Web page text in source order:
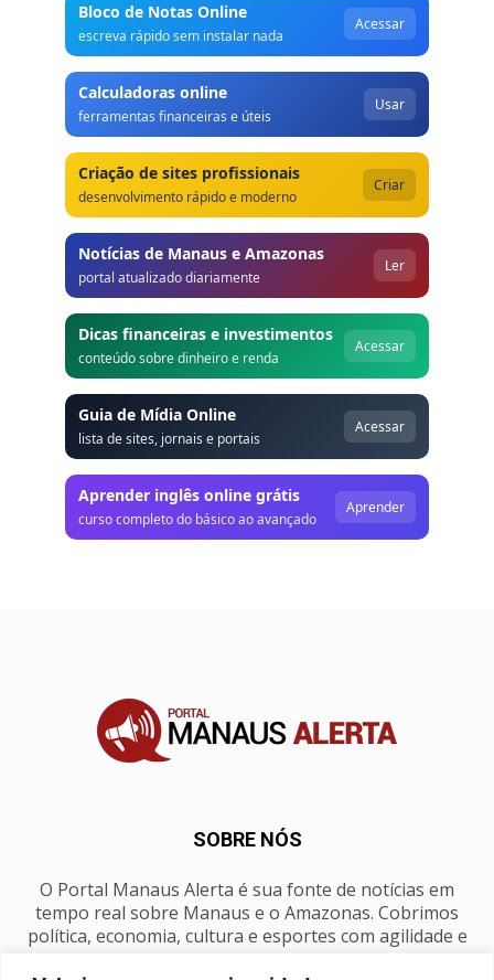
Bloco de Notas Online
escreva rápido sem instalar nada
Acessar
Calculadoras online
ferramentas financeiras e úteis
Usar
Criação de sites profissionais
desenvolvimento rápido e moderno
Criar
Notícias de Manaus e Amazonas
portal atualizado diariamente
Ler
Dicas financeiras e investimentos
conteúdo sobre dinheiro e renda
Acessar
Guia de Mídia Online
lista de sites, jornais e portais
Acessar
Aprender inglês online grátis
curso completo do básico ao avançado
Aprender
SOBRE NÓS
O Portal Manaus Alerta é sua fonte de notícias em
tempo real sobre Manaus e o Amazonas. Cobrimos
política, economia, cultura e esportes com agilidade e